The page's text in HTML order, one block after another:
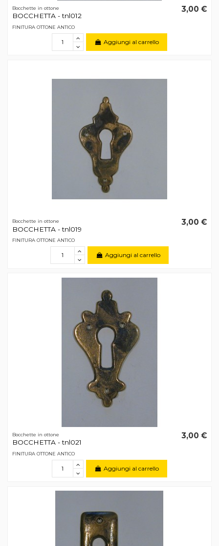
Bocchette in ottone
BOCCHETTA - tnl012
3,00 €
FINITURA OTTONE ANTICO
Aggiungi al carrello
Bocchette in ottone
BOCCHETTA - tnl019
3,00 €
FINITURA OTTONE ANTICO
Aggiungi al carrello
Bocchette in ottone
BOCCHETTA - tnl021
3,00 €
FINITURA OTTONE ANTICO
Aggiungi al carrello